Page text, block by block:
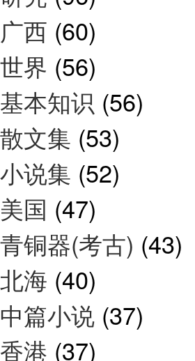
广西 (60)
世界 (56)
基本知识 (56)
散文集 (53)
小说集 (52)
美国 (47)
青铜器(考古) (43)
北海 (40)
中篇小说 (37)
香港 (37)